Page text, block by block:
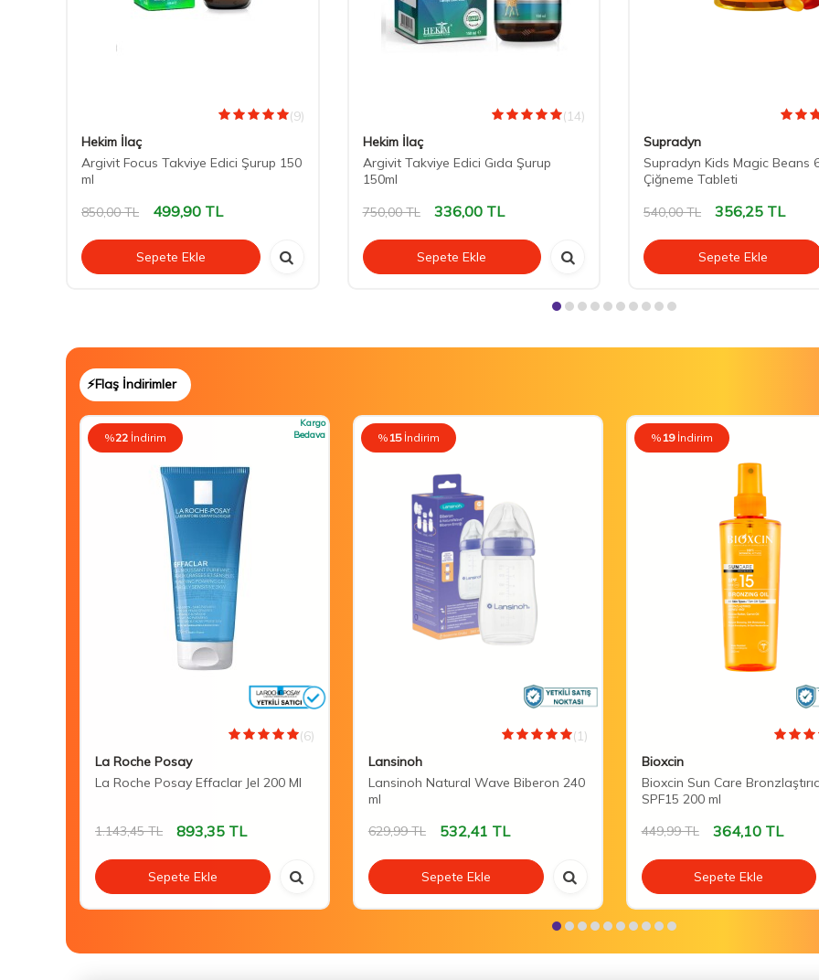
(9)
Hekim İlaç
Argivit Focus Takviye Edici Şurup 150
ml
850,00TL 499,90 TL
Sepete Ekle
(14)
Hekim İlaç
Argivit Takviye Edici Gıda Şurup
150ml
750,00TL 336,00TL
Sepete Ekle
Supradyn
Supradyn Kids Magic Beans
Çiğneme Tableti
540,00TL 356,25 TL
Sepete Ekle
⚡Flaş İndirimler
%22 İndirim
Kargo
Bedava
(6)
La Roche Posay
La Roche Posay Effaclar Jel 200 Ml
1.143,45TL 893,35 TL
Sepete Ekle
%15 İndirim
(1)
Lansinoh
Lansinoh Natural Wave Biberon 240
ml
629,99TL 532,41 TL
Sepete Ekle
%19 İndirim
Bioxcin
Bioxcin Sun Care
SPF15 200 ml
449,99TL 364,10TL
Sepete Ekle